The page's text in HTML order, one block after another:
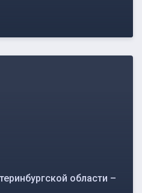
области –